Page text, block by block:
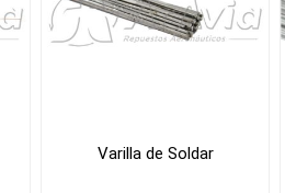
Varilla de Soldar